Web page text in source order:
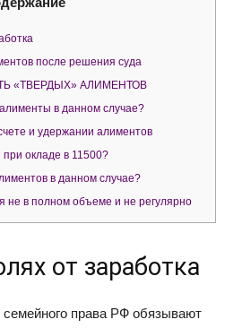
после решения суда
«ТВЕРДЫХ» АЛИМЕНТОВ
в данном случае?
и удержании алиментов
при окладе в 11500?
в данном случае?
не в полном объеме и не регулярно
от заработка
права РФ обязывают